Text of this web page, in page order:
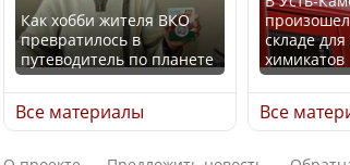
Министр рассказал, из
чего делают колбасу в
Казахстане
Луну
угрозой
Как хобби жителя ВКО
превратилось в
путеводитель по планете
Все материалы
складе
химикатов
Все